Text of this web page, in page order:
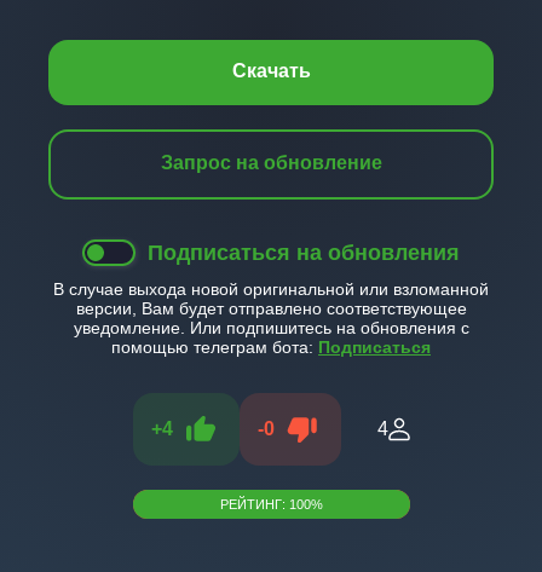
Скачать
Запрос на обновление
Подписаться на обновления
В случае выхода новой оригинальной или взломанной
версии, Вам будет отправлено соответствующее
уведомление. Или подпишитесь на обновления с
помощью телеграм бота: Подписаться
+4 -0 4
РЕЙТИНГ: 100%